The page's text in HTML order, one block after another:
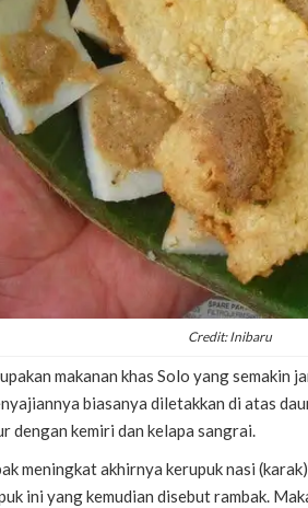
Credit: Inibaru
makanan khas Solo yang
biasanya diletakkan di atas
dengan kemiri dan kelapa sangrai.
meningkat akhirnya kerupuk nasi
ini yang kemudian disebut rambak.